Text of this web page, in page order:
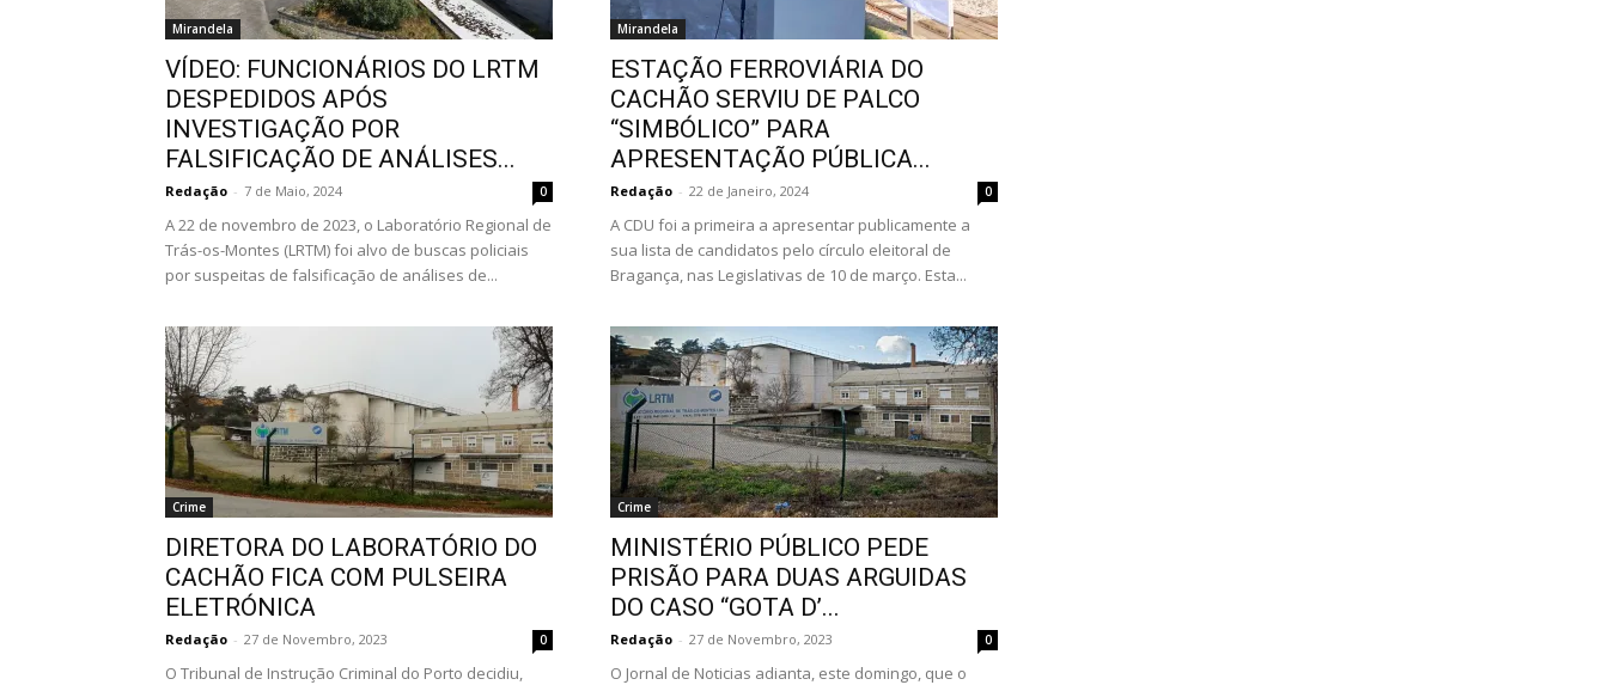
Mirandela
VÍDEO: FUNCIONÁRIOS DO LRTM
DESPEDIDOS APÓS
INVESTIGAÇÃO POR
FALSIFICAÇÃO DE ANÁLISES...
Redação - 7 de Maio, 2024 0
A 22 de novembro de 2023, o Laboratório Regional de
Trás-os-Montes (LRTM) foi alvo de buscas policiais
por suspeitas de falsificação de análises de...
Mirandela
ESTAÇÃO FERROVIÁRIA DO
CACHÃO SERVIU DE PALCO
“SIMBÓLICO” PARA
APRESENTAÇÃO PÚBLICA...
Redação - 22 de Janeiro, 2024 0
A CDU foi a primeira a apresentar publicamente a
sua lista de candidatos pelo círculo eleitoral de
Bragança, nas Legislativas de 10 de março. Esta...
Crime
DIRETORA DO LABORATÓRIO DO
CACHÃO FICA COM PULSEIRA
ELETRÓNICA
Redação - 27 de Novembro, 2023 0
O Tribunal de Instrução Criminal do Porto decidiu,
Crime
MINISTÉRIO PÚBLICO PEDE
PRISÃO PARA DUAS ARGUIDAS
DO CASO “GOTA D’...
Redação - 27 de Novembro, 2023 0
O Jornal de Noticias adianta, este domingo, que o